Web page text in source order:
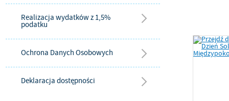
Realizacja wydatków z 1,5%
podatku
Ochrona Danych Osobowych
Deklaracja dostępności